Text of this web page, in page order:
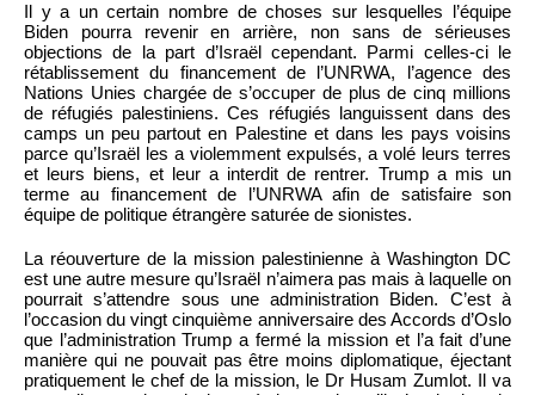
Il y a un certain nombre de choses sur lesquelles l’équipe
Biden pourra revenir en arrière, non sans de sérieuses
objections de la part d’Israël cependant. Parmi celles-ci le
rétablissement du financement de l’UNRWA, l’agence des
Nations Unies chargée de s’occuper de plus de cinq millions
de réfugiés palestiniens. Ces réfugiés languissent dans des
camps un peu partout en Palestine et dans les pays voisins
parce qu’Israël les a violemment expulsés, a volé leurs terres
et leurs biens, et leur a interdit de rentrer. Trump a mis un
terme au financement de l’UNRWA afin de satisfaire son
équipe de politique étrangère saturée de sionistes.
La réouverture de la mission palestinienne à Washington DC
est une autre mesure qu’Israël n’aimera pas mais à laquelle on
pourrait s’attendre sous une administration Biden. C’est à
l’occasion du vingt cinquième anniversaire des Accords d’Oslo
que l’administration Trump a fermé la mission et l’a fait d’une
manière qui ne pouvait pas être moins diplomatique, éjectant
pratiquement le chef de la mission, le Dr Husam Zumlot. Il va